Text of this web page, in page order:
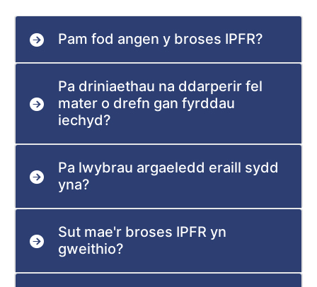
Pam fod angen y broses IPFR?
Pa driniaethau na ddarperir fel
mater o drefn gan fyrddau
iechyd?
Pa lwybrau argaeledd eraill sydd
yna?
Sut mae'r broses IPFR yn
gweithio?